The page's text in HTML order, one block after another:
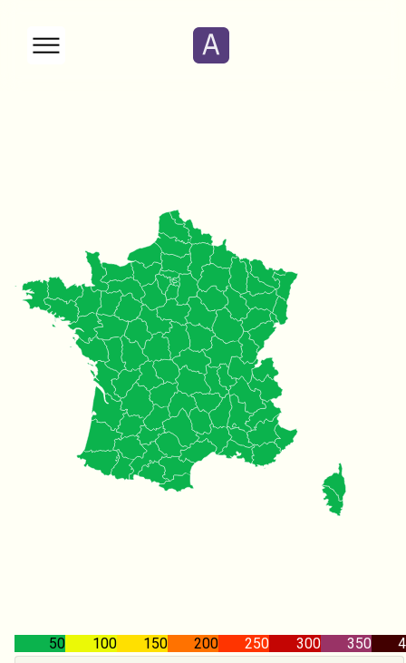
50 100 150 200 250 300 350